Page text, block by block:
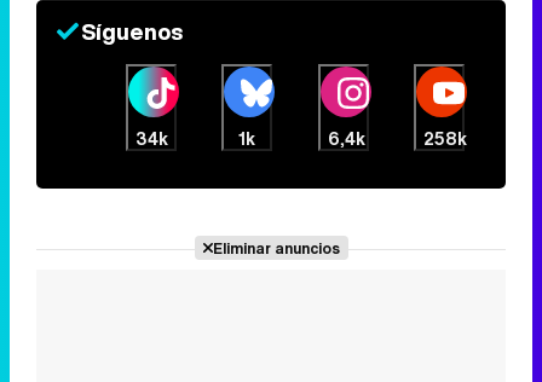
Síguenos
34k 1k 6,4k 258k
Eliminar anuncios